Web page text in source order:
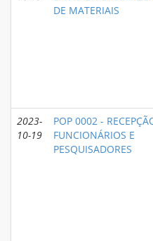
DE MATERIAIS
2023-
10-19
POP 0002 -
FUNCIONÁRIOS E
PESQUISADORES